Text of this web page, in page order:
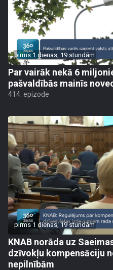
pirms 1 dienas, 19 stundām
Par vairāk nekā 6
pašvaldībās mainīs
414. epizode
pirms 1 dienas, 19 stundām
KNAB norāda uz
dzīvokļu kompensāciju
nepilnībām